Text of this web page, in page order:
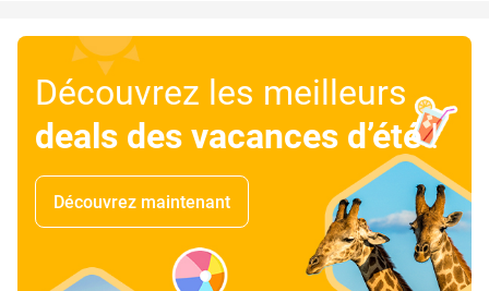
Découvrez les meilleurs
deals des vacances d’été!
Découvrez maintenant